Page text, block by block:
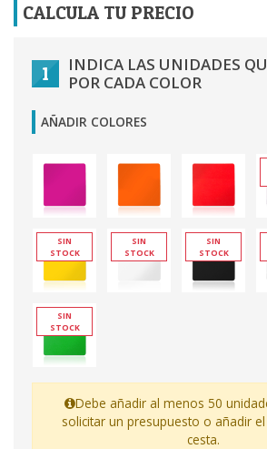
CALCULA TU PRECIO
1
INDICA LAS UNIDADES
POR CADA COLOR
AÑADIR COLORES
SIN
STOCK
SIN
STOCK
SIN
STOCK
SIN
STOCK
Debe añadir al menos 50
solicitar un presupuesto o añadir
cesta.